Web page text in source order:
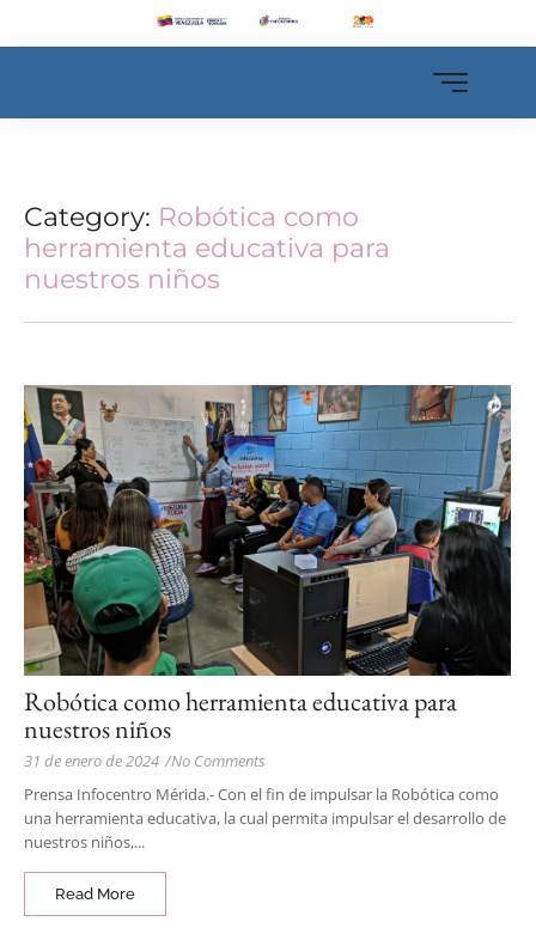
Category: Robótica como
herramienta educativa para
nuestros niños
Robótica como herramienta educativa para
nuestros niños
31 de enero de 2024 /No Comments
Prensa Infocentro Mérida.- Con el fin de impulsar la Robótica como
una herramienta educativa, la cual permita impulsar el desarrollo de
nuestros niños,...
Read More